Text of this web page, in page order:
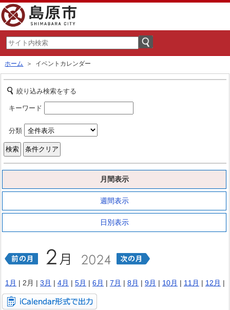
ホーム ＞ イベントカレンダー
絞り込み検索をする
キーワード
分類
月間表示
週間表示
日別表示
1月 | 2月 | 3月 | 4月 | 5月 | 6月 | 7月 | 8月 | 9月 | 10月 | 11月 | 12月 |